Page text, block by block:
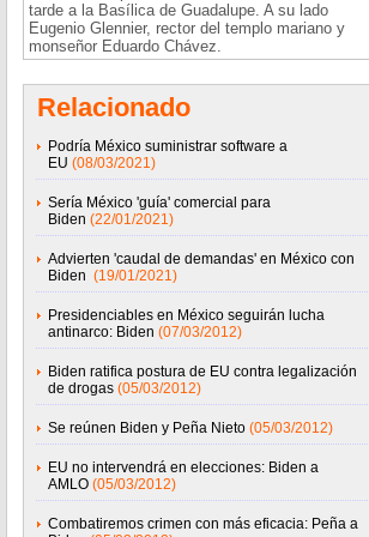
tarde a la Basílica de Guadalupe. A su lado
Eugenio Glennier, rector del templo mariano y
monseñor Eduardo Chávez.
Relacionado
Podría México suministrar software a
EU (08/03/2021)
Sería México 'guía' comercial para
Biden (22/01/2021)
Advierten 'caudal de demandas' en México con
Biden (19/01/2021)
Presidenciables en México seguirán lucha
antinarco: Biden (07/03/2012)
Biden ratifica postura de EU contra legalización
de drogas (05/03/2012)
Se reúnen Biden y Peña Nieto (05/03/2012)
EU no intervendrá en elecciones: Biden a
AMLO (05/03/2012)
Combatiremos crimen con más eficacia: Peña a